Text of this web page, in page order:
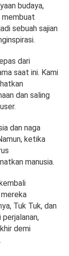
budaya,
membuat
sebuah sajian
dari
saat ini. Kami
dan saling
dan naga
ketika
manusia.
Tuk Tuk, dan
demi